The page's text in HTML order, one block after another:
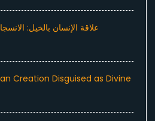
علاقة الإنسان بالخيل:
Creation Disguised as Divine